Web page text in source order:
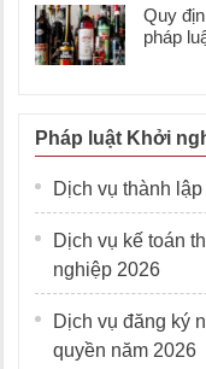
Quy
pháp
Pháp luật Khởi
Dịch vụ thành
Dịch vụ kế toán
nghiệp 2026
Dịch vụ đăng ký
quyền năm 2026